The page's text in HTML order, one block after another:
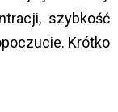
szybkość
Krótko